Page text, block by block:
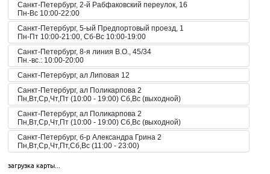
Санкт-Петербург, 2-й Рабфаковский переулок, 16
Пн-Вс 10:00-22:00
Санкт-Петербург, 5-ый Предпортовый проезд, 1
Пн-Пт 10:00-21:00, Сб-Вс 10:00-19:00
Санкт-Петербург, 8-я линия В.О., 45/34
Пн.-вс.: 10:00-20:00
Санкт-Петербург, ал Липовая 12
Санкт-Петербург, ал Поликарпова 2
Пн,Вт,Ср,Чт,Пт (10:00 - 19:00) Сб,Вс (выходной)
Санкт-Петербург, ал Поликарпова 2
Пн,Вт,Ср,Чт,Пт (10:00 - 19:00) Сб,Вс (выходной)
Санкт-Петербург, б-р Александра Грина 2
Пн,Вт,Ср,Чт,Пт,Сб,Вс (11:00 - 23:00)
Пн,Вт,Ср,Чт,Пт,Сб,Вс (09:00 - 21:00)
загрузка карты...